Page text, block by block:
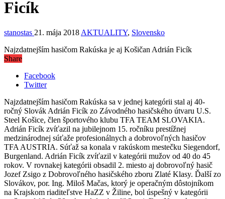
Ficík
stanostas 21. mája 2018 AKTUALITY, Slovensko
Najzdatnejším hasičom Rakúska je aj Košičan Adrián Ficík
Share
Facebook
Twitter
Najzdatnejším hasičom Rakúska sa v jednej kategórii stal aj 40-
ročný Slovák Adrián Ficík zo Závodného hasičského útvaru U.S.
Steel Košice, člen športového klubu TFA TEAM SLOVAKIA.
Adrián Ficík zvíťazil na jubilejnom 15. ročníku prestížnej
medzinárodnej súťaže profesionálnych a dobrovoľných hasičov
TFA AUSTRIA. Súťaž sa konala v rakúskom mestečku Siegendorf,
Burgenland. Adrián Ficík zvíťazil v kategórii mužov od 40 do 45
rokov. V rovnakej kategórii obsadil 2. miesto aj dobrovoľný hasič
Jozef Zsigo z Dobrovoľného hasičského zboru Zlaté Klasy. Ďalší zo
Slovákov, por. Ing. Miloš Mačas, ktorý je operačným dôstojníkom
na Krajskom riaditeľstve HaZZ v Žiline, bol úspešný v kategórii